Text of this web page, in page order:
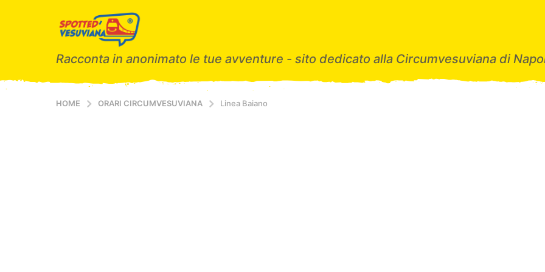
Racconta in anonimato le tue avventure - sito dedicato alla Circumvesuviana di
HOME ORARI CIRCUMVESUVIANA Linea Baiano